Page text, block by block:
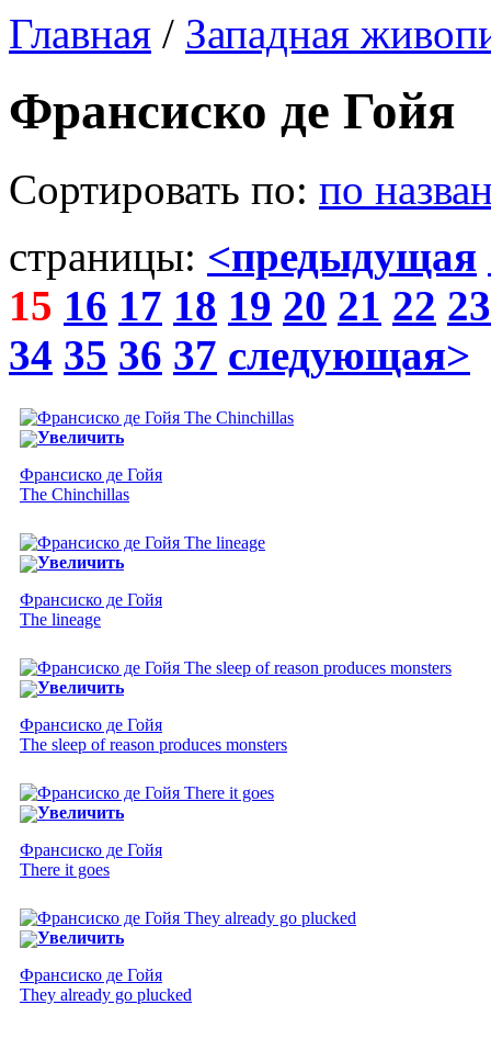
Главная / Западная
Франсиско де Гойя
Сортировать по: по
страницы: <предыдущая
15 16 17 18 19 20 21 22 23
34 35 36 37 следующая>
Увеличить
Франсиско де Гойя
The Chinchillas
Увеличить
Франсиско де Гойя
The lineage
Увеличить
Франсиско де Гойя
The sleep of reason produces monsters
Увеличить
Франсиско де Гойя
There it goes
Увеличить
Франсиско де Гойя
They already go plucked